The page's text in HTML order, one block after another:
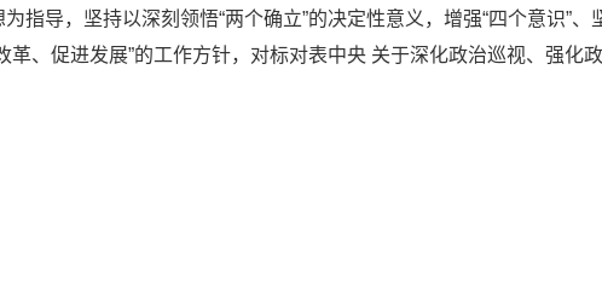
导，坚持以深刻领悟“两个确立”的决定性意义，增强“四个意识”、
、促进发展”的工作方针，对标对表中央 关于深化政治巡视、强化